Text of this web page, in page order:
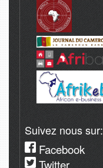
Suivez nous sur:
Facebook
Twitter